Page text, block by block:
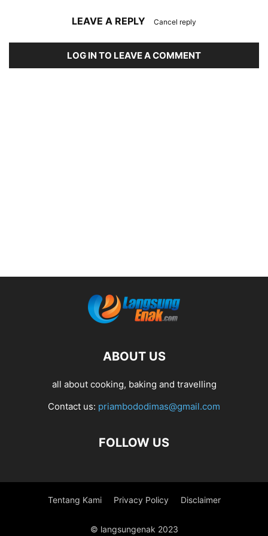
LEAVE A REPLY Cancel reply
LOG IN TO LEAVE A COMMENT
ABOUT US
all about cooking, baking and travelling
Contact us: priambododimas@gmail.com
FOLLOW US
Tentang Kami Privacy Policy Disclaimer
© langsungenak 2023